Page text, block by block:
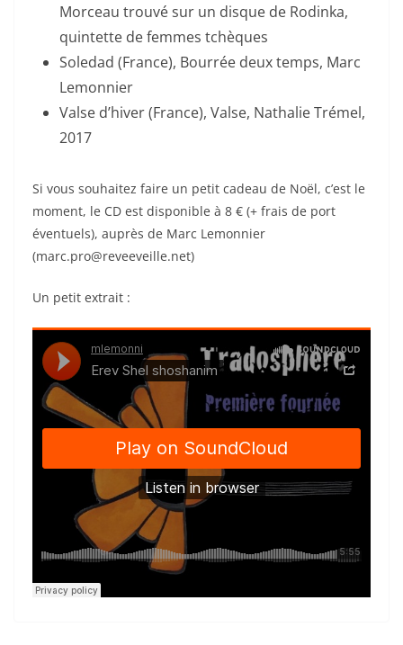
Morceau trouvé sur un disque de Rodinka,
quintette de femmes tchèques
Soledad (France), Bourrée deux temps, Marc
Lemonnier
Valse d’hiver (France), Valse, Nathalie Trémel,
2017
Si vous souhaitez faire un petit cadeau de Noël, c’est le
moment, le CD est disponible à 8 € (+ frais de port
éventuels), auprès de Marc Lemonnier
(marc.pro@reveeveille.net)
Un petit extrait :